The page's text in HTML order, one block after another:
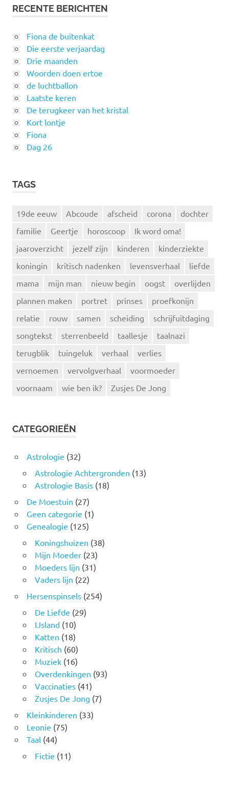
RECENTE BERICHTEN
Fiona de buitenkat
Die eerste verjaardag
Drie maanden
Woorden doen ertoe
de luchtballon
Laatste keren
De terugkeer van het kristal
Kort lontje
Fiona
Dag 26
TAGS
19de eeuw Abcoude afscheid corona
dochter
familie
Geertje horoscoop
Ik word oma!
jaaroverzicht
jezelf zijn kinderen
kinderziekte
koningin
kritisch nadenken levensverhaal
liefde
mama
mijn man nieuw begin oogst
overlijden
plannen maken
portret prinses
proefkonijn
relatie
rouw samen scheiding
schrijfuitdaging
songtekst
sterrenbeeld taallesje
taalnazi
terugblik
tuingeluk verhaal
verlies
vernoemen
vervolgverhaal
voormoeder
voornaam
wie ben ik? Zusjes De Jong
CATEGORIEËN
Astrologie (32)
Astrologie Achtergronden (13)
Astrologie Basis(18)
De Moestuin (27)
Geen categorie (1)
Genealogie (125)
Koningshuizen (38)
Mijn Moeder(23)
Moeders lijn (31)
Vaders lijn (22)
Hersenspinsels(254)
De Liefde (29)
IJsland(10)
Katten (18)
Kritisch (60)
Muziek(16)
Overdenkingen (93)
Vaccinaties(41)
Zusjes De Jong (7)
Kleinkinderen (33)
Leonie (75)
Taal (44)
Fictie (11)